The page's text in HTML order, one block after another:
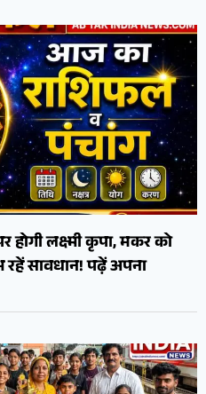
लक्ष्मी कृपा, मकर को
सावधान! पढ़ें अपना